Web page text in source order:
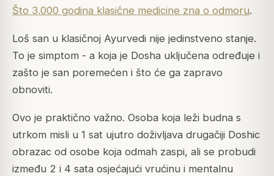
Što 3.000 godina klasične medicine zna o odmoru.
Loš san u klasičnoj Ayurvedi nije jedinstveno stanje.
To je simptom - a koja je Dosha uključena određuje i
zašto je san poremećen i što će ga zapravo
obnoviti.
Ovo je praktično važno. Osoba koja leži budna s
utrkom misli u 1 sat ujutro doživljava drugačiji Doshic
obrazac od osobe koja odmah zaspi, ali se probudi
između 2 i 4 sata osjećajući vrućinu i mentalnu